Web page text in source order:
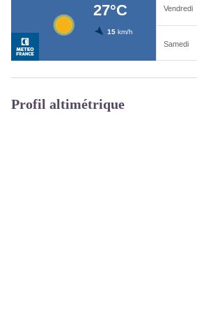
Profil altimétrique